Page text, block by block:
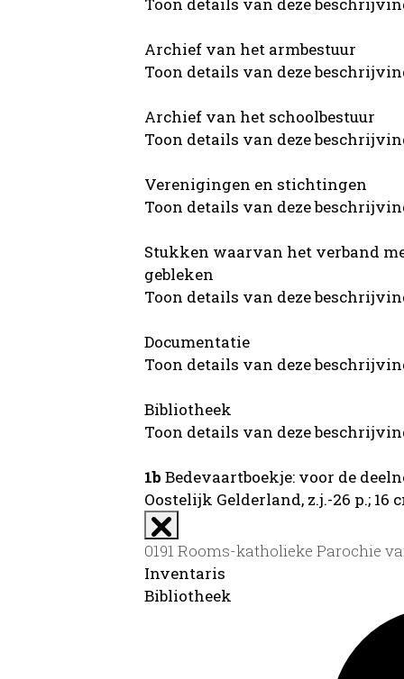
Toon details van deze
Archief van het armbestuur
Toon details van deze
Archief van het schoolbestuur
Toon details van deze
Verenigingen en stichtingen
Toon details van deze
Stukken waarvan het verband
gebleken
Toon details van deze
Documentatie
Toon details van deze
Bibliotheek
Toon details van deze
1b Bedevaartboekje: voor de
Oostelijk Gelderland, z.j.-26 p.; 16
0191 Rooms-katholieke Parochie
Inventaris
Bibliotheek